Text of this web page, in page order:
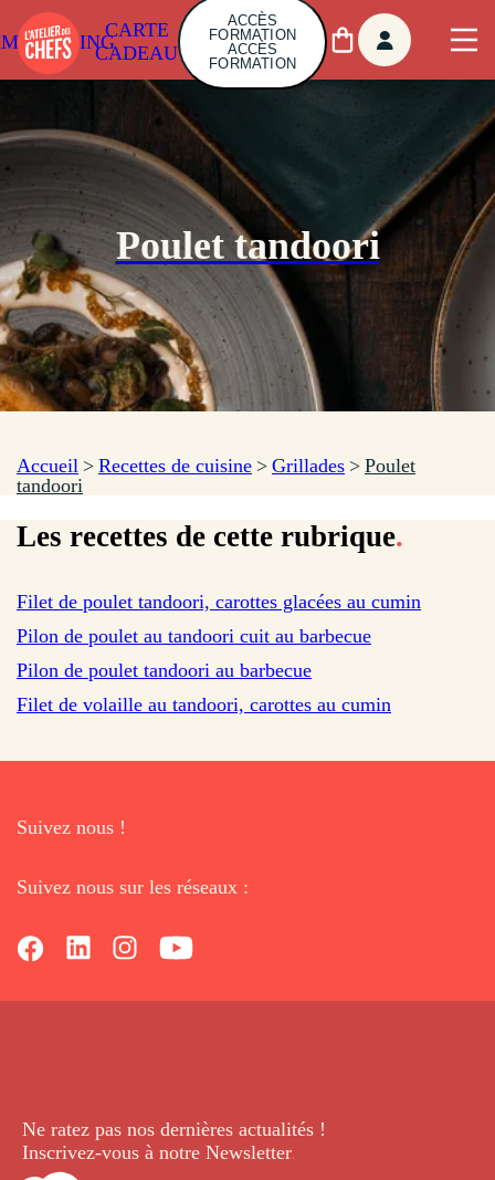
CARTE
CADEAU
ACCÈS
FORMATION
ACCÈS
FORMATION
Poulet tandoori
Accueil > Recettes de cuisine > Grillades > Poulet
tandoori
Les recettes de cette rubrique.
Filet de poulet tandoori, carottes glacées au cumin
sur 327 avis
Pilon de poulet au tandoori cuit au barbecue
Pilon de poulet tandoori au barbecue
Filet de volaille au tandoori, carottes au cumin
Suivez nous !
Suivez nous sur les réseaux :
Ne ratez pas nos dernières actualités !
Inscrivez-vous à notre Newsletter.